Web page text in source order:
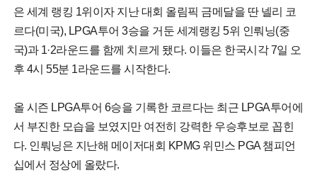
은 세계 랭킹 1위이자 지난 대회 올림픽 금메달을 딴 넬리 코
르다(미국), LPGA투어 3승을 거둔 세계랭킹 5위 인뤄닝(중
국)과 1·2라운드를 함께 치르게 됐다. 이들은 한국시각 7일 오
후 4시 55분 1라운드를 시작한다.
올 시즌 LPGA투어 6승을 기록한 코르다는 최근 LPGA투어에
서 부진한 모습을 보였지만 여전히 강력한 우승후보로 꼽힌
다. 인뤄닝은 지난해 메이저대회 KPMG 위민스 PGA 챔피언
십에서 정상에 올랐다.